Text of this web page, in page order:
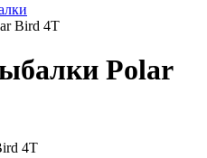
Bird 4Т
Polar